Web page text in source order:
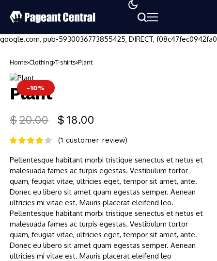
google.com, pub-5930036773855425, DIRECT, f08c47fec0942fa0
Home Clothing T-shirts Plant
-10%
Plant
$20.00 $18.00
(1 customer review)
Pellentesque habitant morbi tristique senectus et netus et
malesuada fames ac turpis egestas. Vestibulum tortor
quam, feugiat vitae, ultricies eget, tempor sit amet, ante.
Donec eu libero sit amet quam egestas semper. Aenean
ultricies mi vitae est. Mauris placerat eleifend leo.
Pellentesque habitant morbi tristique senectus et netus et
malesuada fames ac turpis egestas. Vestibulum tortor
quam, feugiat vitae, ultricies eget, tempor sit amet, ante.
Donec eu libero sit amet quam egestas semper. Aenean
ultricies mi vitae est. Mauris placerat eleifend leo